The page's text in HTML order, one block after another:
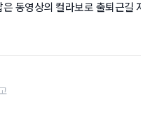
동영상의 컬라보로 출퇴근길